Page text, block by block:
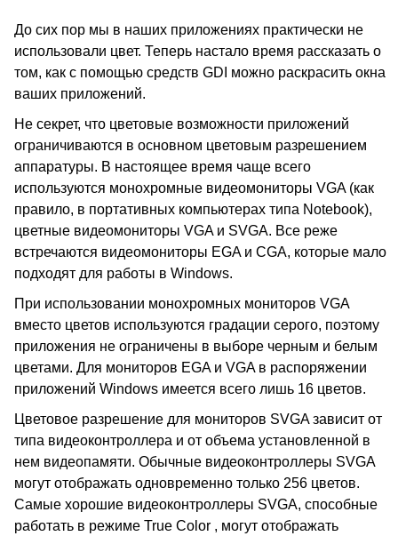
До сих пор мы в наших приложениях практически не
использовали цвет. Теперь настало время рассказать о
том, как с помощью средств GDI можно раскрасить окна
ваших приложений.
Не секрет, что цветовые возможности приложений
ограничиваются в основном цветовым разрешением
аппаратуры. В настоящее время чаще всего
используются монохромные видеомониторы VGA (как
правило, в портативных компьютерах типа Notebook),
цветные видеомониторы VGA и SVGA. Все реже
встречаются видеомониторы EGA и CGA, которые мало
подходят для работы в Windows.
При использовании монохромных мониторов VGA
вместо цветов используются градации серого, поэтому
приложения не ограничены в выборе черным и белым
цветами. Для мониторов EGA и VGA в распоряжении
приложений Windows имеется всего лишь 16 цветов.
Цветовое разрешение для мониторов SVGA зависит от
типа видеоконтроллера и от объема установленной в
нем видеопамяти. Обычные видеоконтроллеры SVGA
могут отображать одновременно только 256 цветов.
Самые хорошие видеоконтроллеры SVGA, способные
работать в режиме True Color , могут отображать